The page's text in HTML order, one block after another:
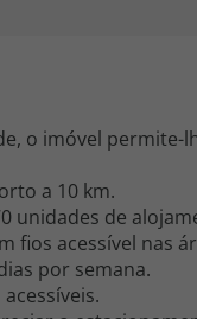
o imóvel permite-
a 10 km.
unidades de
fios acessível nas
por semana.